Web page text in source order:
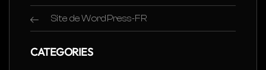
Site de WordPress-FR
CATEGORIES